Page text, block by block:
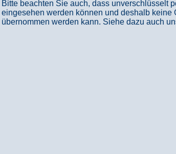
Bitte beachten Sie auch, dass unverschlüsselt
eingesehen werden können und deshalb keine
übernommen werden kann. Siehe dazu auch